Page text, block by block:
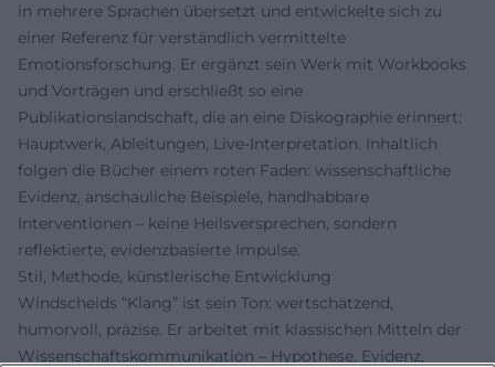
in mehrere Sprachen übersetzt und entwickelte sich zu
einer Referenz für verständlich vermittelte
Emotionsforschung. Er ergänzt sein Werk mit Workbooks
und Vorträgen und erschließt so eine
Publikationslandschaft, die an eine Diskographie erinnert:
Hauptwerk, Ableitungen, Live-Interpretation. Inhaltlich
folgen die Bücher einem roten Faden: wissenschaftliche
Evidenz, anschauliche Beispiele, handhabbare
Interventionen – keine Heilsversprechen, sondern
reflektierte, evidenzbasierte Impulse.
Stil, Methode, künstlerische Entwicklung
Windscheids “Klang” ist sein Ton: wertschätzend,
humorvoll, präzise. Er arbeitet mit klassischen Mitteln der
Wissenschaftskommunikation – Hypothese, Evidenz,